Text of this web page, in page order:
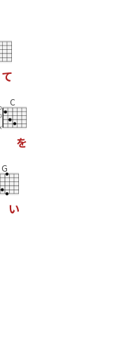
て
C
を
G
い